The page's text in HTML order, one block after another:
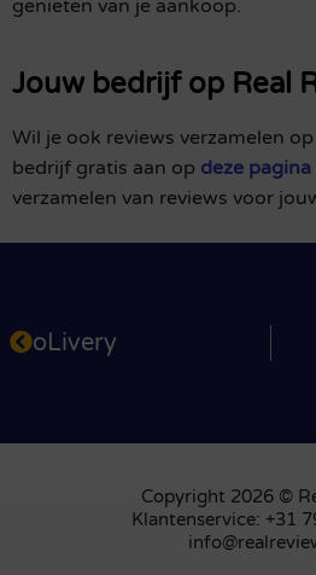
genieten van je aankoop.
Jouw bedrijf op Real
Wil je ook reviews verzamelen
bedrijf gratis aan op deze pagina
verzamelen van reviews voor
oLivery
Copyright 2026 ©
Klantenservice: +31